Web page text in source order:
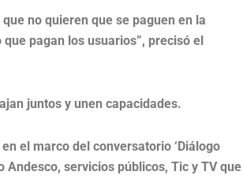
no quieren que se paguen en la
pagan los usuarios”, precisó el
juntos y unen capacidades.
el marco del conversatorio ‘Diálogo
Andesco, servicios públicos, Tic y TV que